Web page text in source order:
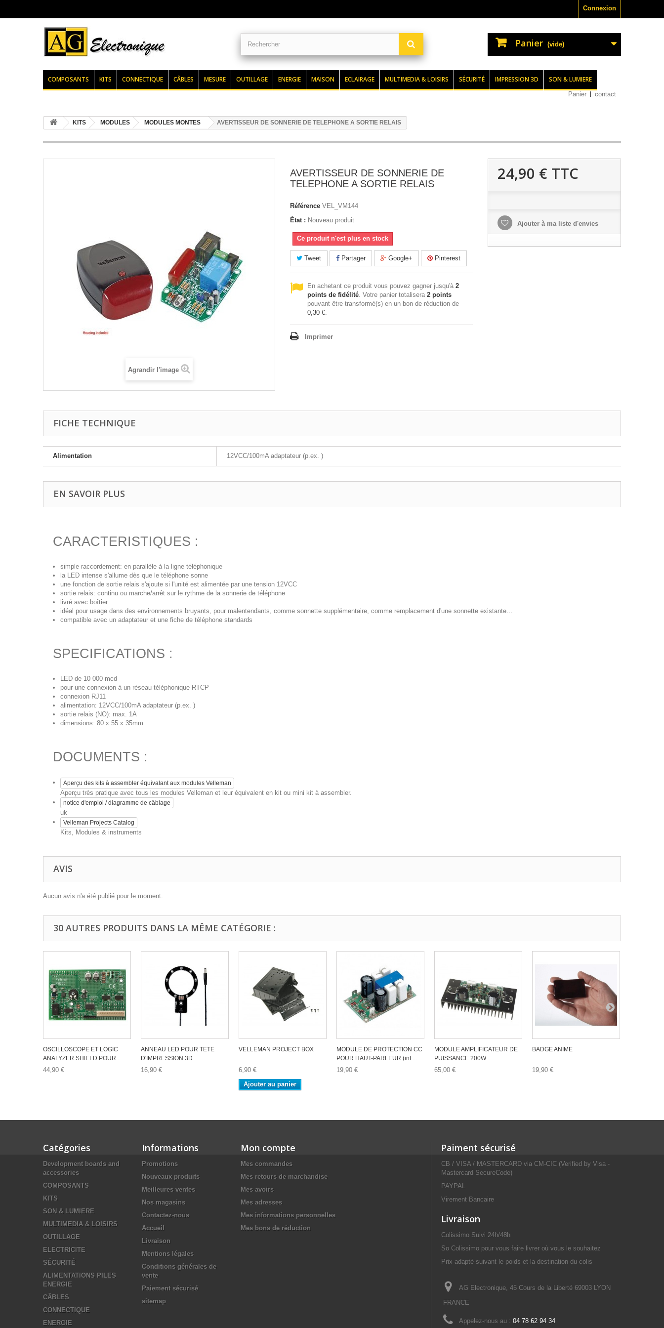
Connexion
Panier (vide)
COMPOSANTS KITS CONNECTIQUE CÂBLES MESURE OUTILLAGE ENERGIE MAISON ECLAIRAGE MULTIMEDIA & LOISIRS SÉCURITÉ IMPRESSION 3D SON & LUMIERE
Panier contact
KITS MODULES MODULES MONTES AVERTISSEUR DE SONNERIE DE TELEPHONE A SORTIE RELAIS
Agrandir l'image
AVERTISSEUR DE SONNERIE DE
TELEPHONE A SORTIE RELAIS
Référence VEL_VM144
État : Nouveau produit
Ce produit n'est plus en stock
Tweet Partager Google+ Pinterest
En achetant ce produit vous pouvez gagner jusqu'à 2
points de fidélité. Votre panier totalisera 2 points
pouvant être transformé(s) en un bon de réduction de
0,30 €.
Imprimer
24,90 € TTC
Ajouter à ma liste d'envies
FICHE TECHNIQUE
Alimentation 12VCC/100mA adaptateur (p.ex. )
EN SAVOIR PLUS
CARACTERISTIQUES :
simple raccordement: en parallèle à la ligne téléphonique
la LED intense s'allume dès que le téléphone sonne
une fonction de sortie relais s'ajoute si l'unité est alimentée par une tension 12VCC
sortie relais: continu ou marche/arrêt sur le rythme de la sonnerie de téléphone
livré avec boîtier
idéal pour usage dans des environnements bruyants, pour malentendants, comme sonnette supplémentaire, comme remplacement d'une sonnette existante…
compatible avec un adaptateur et une fiche de téléphone standards
SPECIFICATIONS :
LED de 10 000 mcd
pour une connexion à un réseau téléphonique RTCP
connexion RJ11
alimentation: 12VCC/100mA adaptateur (p.ex. )
sortie relais (NO): max. 1A
dimensions: 80 x 55 x 35mm
DOCUMENTS :
Aperçu des kits à assembler équivalant aux modules Velleman
Aperçu très pratique avec tous les modules Velleman et leur équivalent en kit ou mini kit à assembler.
notice d'emploi / diagramme de câblage
uk
Velleman Projects Catalog
Kits, Modules & instruments
AVIS
Aucun avis n'a été publié pour le moment.
30 AUTRES PRODUITS DANS LA MÊME CATÉGORIE :
OSCILLOSCOPE ET LOGIC
ANALYZER SHIELD POUR...
44,90 €
ANNEAU LED POUR TETE
D'IMPRESSION 3D
16,90 €
VELLEMAN PROJECT BOX
6,90 €
Ajouter au panier
MODULE DE PROTECTION CC
POUR HAUT-PARLEUR (inf....
19,90 €
MODULE AMPLIFICATEUR DE
PUISSANCE 200W
65,00 €
BADGE ANIME
19,90 €
Catégories
Development boards and
accessories
COMPOSANTS
KITS
SON & LUMIERE
MULTIMEDIA & LOISIRS
OUTILLAGE
ELECTRICITE
SÉCURITÉ
ALIMENTATIONS PILES
ENERGIE
CÂBLES
CONNECTIQUE
ENERGIE
Informations
Promotions
Nouveaux produits
Meilleures ventes
Nos magasins
Contactez-nous
Accueil
Livraison
Mentions légales
Conditions générales de
vente
Paiement sécurisé
sitemap
Mon compte
Mes commandes
Mes retours de marchandise
Mes avoirs
Mes adresses
Mes informations personnelles
Mes bons de réduction
Paiment sécurisé
CB / VISA / MASTERCARD via CM-CIC (Verified by Visa -
Mastercard SecureCode)
PAYPAL
Virement Bancaire
Livraison
Colissimo Suivi 24h/48h
So Colissimo pour vous faire livrer où vous le souhaitez
Prix adapté suivant le poids et la destination du colis
AG Electronique, 45 Cours de la Liberté 69003 LYON
FRANCE
Appelez-nous au : 04 78 62 94 34